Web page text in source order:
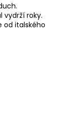
vydrží roky.
od italského